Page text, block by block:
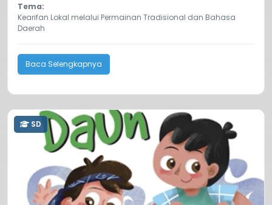
Tema:
Kearifan Lokal melalui Permainan Tradisional dan Bahasa
Daerah
Baca Selengkapnya
SD